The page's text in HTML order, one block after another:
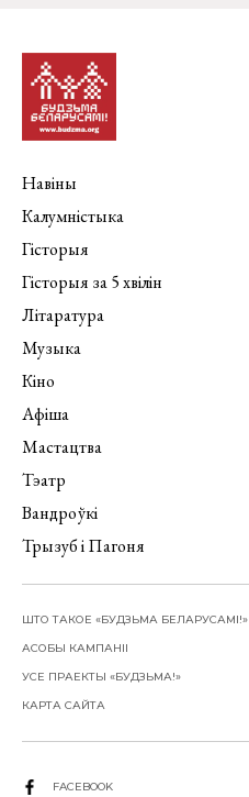
Навіны
Калумністыка
Гісторыя
Гісторыя за 5 хвілін
Літаратура
Музыка
Кіно
Афіша
Мастацтва
Тэатр
Вандроўкі
Трызуб і Пагоня
ШТО ТАКОЕ «БУДЗЬМА БЕЛАРУСАМІ!»
АСОБЫ КАМПАНІІ
УСЕ ПРАЕКТЫ «БУДЗЬМА!»
КАРТА САЙТА
FACEBOOK